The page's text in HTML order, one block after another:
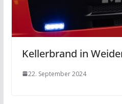
Kellerbrand in
22. September 2024